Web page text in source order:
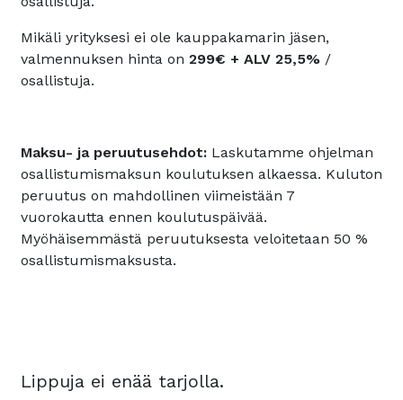
Mikäli yrityksesi ei ole kauppakamarin jäsen,
valmennuksen hinta on 299€ + ALV 25,5% /
osallistuja.
Maksu- ja peruutusehdot: Laskutamme ohjelman
osallistumismaksun koulutuksen alkaessa. Kuluton
peruutus on mahdollinen viimeistään 7
vuorokautta ennen koulutuspäivää.
Myöhäisemmästä peruutuksesta veloitetaan 50 %
osallistumismaksusta.
Lippuja ei enää tarjolla.